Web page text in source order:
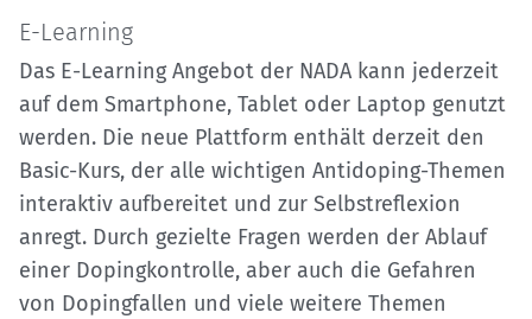
E-Learning
Das E-Learning Angebot der NADA kann jederzeit
auf dem Smartphone, Tablet oder Laptop genutzt
werden. Die neue Plattform enthält derzeit den
Basic-Kurs, der alle wichtigen Antidoping-Themen
interaktiv aufbereitet und zur Selbstreflexion
anregt. Durch gezielte Fragen werden der Ablauf
einer Dopingkontrolle, aber auch die Gefahren
von Dopingfallen und viele weitere Themen